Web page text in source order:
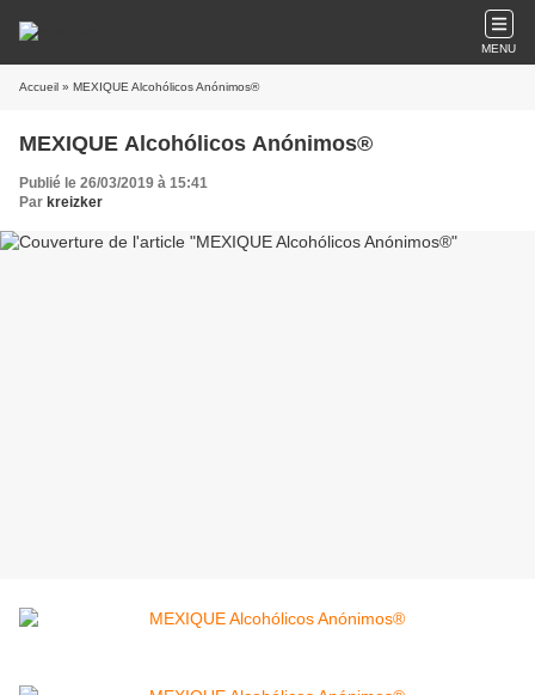
MENU
Accueil » MEXIQUE Alcohólicos Anónimos®
MEXIQUE Alcohólicos Anónimos®
Publié le 26/03/2019 à 15:41
Par kreizker